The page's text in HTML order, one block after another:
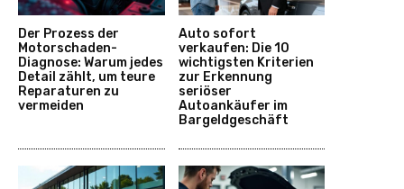
Der Prozess der
Motorschaden-
Diagnose: Warum jedes
Detail zählt, um teure
Reparaturen zu
vermeiden
Auto sofort
verkaufen: Die 10
wichtigsten Kriterien
zur Erkennung
seriöser
Autoankäufer im
Bargeldgeschäft